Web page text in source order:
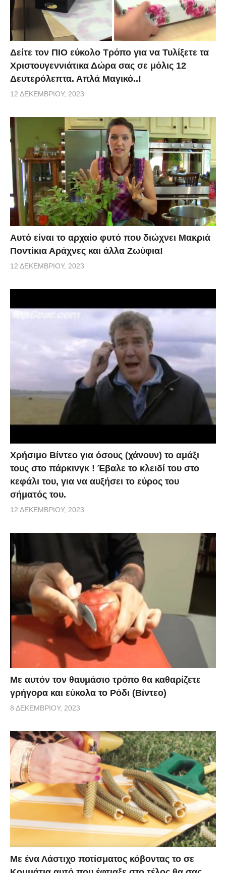
Δείτε τον ΠΙΟ εύκολο Τρόπο για να Τυλίξετε τα
Χριστουγεννιάτικα Δώρα σας σε μόλις 12
Δευτερόλεπτα. Απλά Μαγικό..!
12 ΔΕΚΕΜΒΡΊΟΥ, 2023
Αυτό είναι το αρχαίο φυτό που διώχνει Μακριά
Ποντίκια Αράχνες και άλλα Ζωύφια!
12 ΔΕΚΕΜΒΡΊΟΥ, 2023
Χρήσιμο Βίντεο για όσους (χάνουν) το αμάξι
τους στο πάρκινγκ ! Έβαλε το κλειδί του στο
κεφάλι του, για να αυξήσει το εύρος του
σήματός του.
12 ΔΕΚΕΜΒΡΊΟΥ, 2023
Με αυτόν τον θαυμάσιο τρόπο θα καθαρίζετε
γρήγορα και εύκολα το Ρόδι (Βίντεο)
8 ΔΕΚΕΜΒΡΊΟΥ, 2023
Με ένα Λάστιχο ποτίσματος κόβοντας το σε